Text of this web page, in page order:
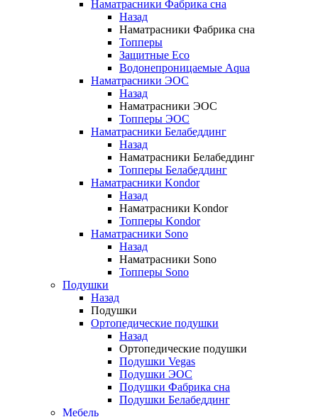
Наматрасники Фабрика сна
Назад
Наматрасники Фабрика сна
Топперы
Защитные Eco
Водонепроницаемые Aqua
Наматрасники ЭОС
Назад
Наматрасники ЭОС
Топперы ЭОС
Наматрасники Белабеддинг
Назад
Наматрасники Белабеддинг
Топперы Белабеддинг
Наматрасники Kondor
Назад
Наматрасники Kondor
Топперы Kondor
Наматрасники Sono
Назад
Наматрасники Sono
Топперы Sono
Подушки
Назад
Подушки
Ортопедические подушки
Назад
Ортопедические подушки
Подушки Vegas
Подушки ЭОС
Подушки Фабрика сна
Подушки Белабеддинг
Мебель